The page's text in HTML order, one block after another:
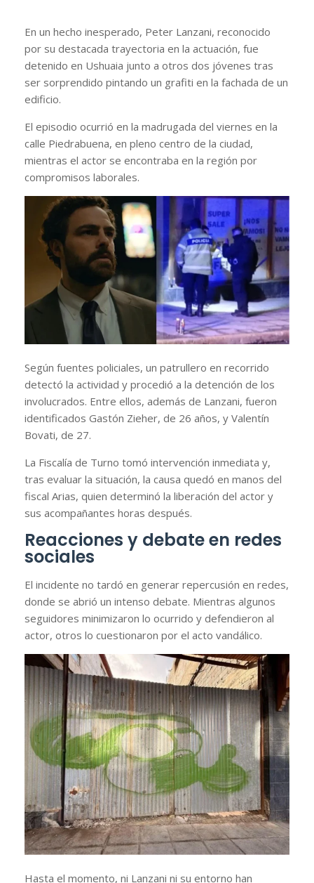
En un hecho inesperado, Peter Lanzani, reconocido
por su destacada trayectoria en la actuación, fue
detenido en Ushuaia junto a otros dos jóvenes tras
ser sorprendido pintando un grafiti en la fachada de un
edificio.
El episodio ocurrió en la madrugada del viernes en la
calle Piedrabuena, en pleno centro de la ciudad,
mientras el actor se encontraba en la región por
compromisos laborales.
Según fuentes policiales, un patrullero en recorrido
detectó la actividad y procedió a la detención de los
involucrados. Entre ellos, además de Lanzani, fueron
identificados Gastón Zieher, de 26 años, y Valentín
Bovati, de 27.
La Fiscalía de Turno tomó intervención inmediata y,
tras evaluar la situación, la causa quedó en manos del
fiscal Arias, quien determinó la liberación del actor y
sus acompañantes horas después.
Reacciones y debate en redes
sociales
El incidente no tardó en generar repercusión en redes,
donde se abrió un intenso debate. Mientras algunos
seguidores minimizaron lo ocurrido y defendieron al
actor, otros lo cuestionaron por el acto vandálico.
Hasta el momento, ni Lanzani ni su entorno han